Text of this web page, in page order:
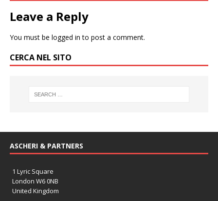
Leave a Reply
You must be logged in to post a comment.
CERCA NEL SITO
ASCHERI & PARTNERS
1 Lyric Square
London W6 0NB
United Kingdom